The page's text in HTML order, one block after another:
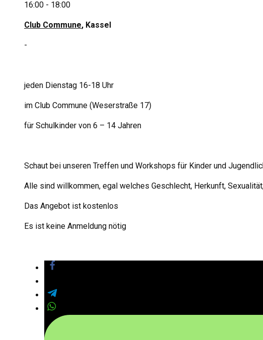
16:00 - 18:00
Club Commune, Kassel
-
jeden Dienstag 16-18 Uhr
im Club Commune (Weserstraße 17)
für Schulkinder von 6 – 14 Jahren
Schaut bei unseren Treffen und Workshops für Kinder und
Alle sind willkommen, egal welches Geschlecht, Herkunft,
Das Angebot ist kostenlos
Es ist keine Anmeldung nötig